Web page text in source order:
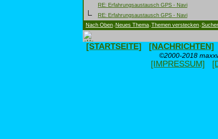
RE: Erfahrungsaustausch GPS - Navi
RE: Erfahrungsaustausch GPS - Navi
Nach Oben | Neues Thema | Themen verstecken |
[STARTSEITE] [NACHRICHTEN]
©2000-2018
[IMPRESSUM]